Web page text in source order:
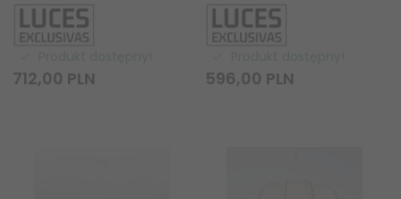
712,00 PLN 596,00 PLN